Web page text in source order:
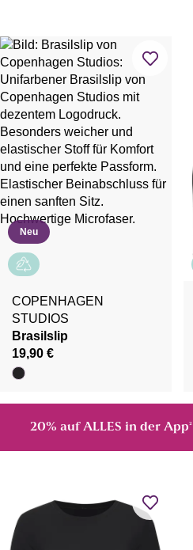
Neu
COPENHAGEN
STUDIOS
Brasilslip
19,90 €
20% auf ALLES in der App²